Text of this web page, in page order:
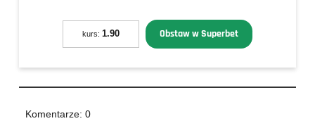
kurs: 1.90 Obstaw w Superbet
Komentarze: 0